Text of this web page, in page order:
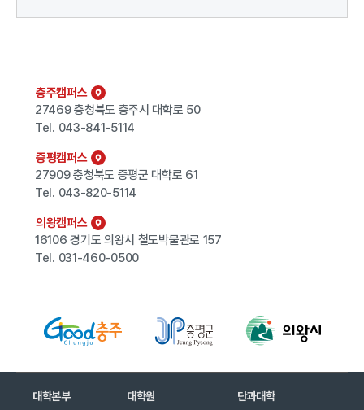
충주캠퍼스
27469 충청북도 충주시 대학로 50
Tel. 043-841-5114
증평캠퍼스
27909 충청북도 증평군 대학로 61
Tel. 043-820-5114
의왕캠퍼스
16106 경기도 의왕시 철도박물관로 157
Tel. 031-460-0500
대학본부
대학원
단과대학